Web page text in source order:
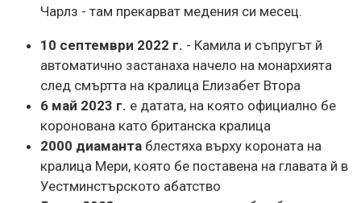
Чарлз - там прекарват медения си месец.
10 септември 2022 г. - Камила и съпругът й
автоматично застанаха начело на монархията
след смъртта на кралица Елизабет Втора
6 май 2023 г. е датата, на която официално бе
коронована като британска кралица
2000 диаманта блестяха върху короната на
кралица Мери, която бе поставена на главата й в
Уестминстърското абатство